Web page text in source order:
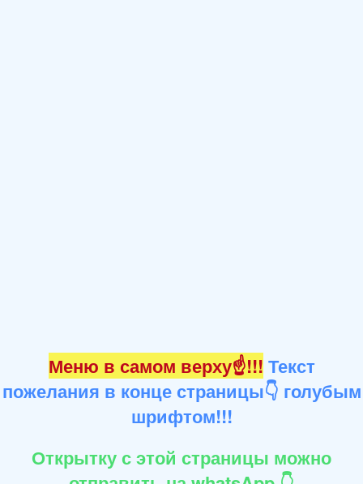
Меню в самом верху☝!!! Текст
пожелания в конце страницы👇 голубым
шрифтом!!!
Открытку с этой страницы можно